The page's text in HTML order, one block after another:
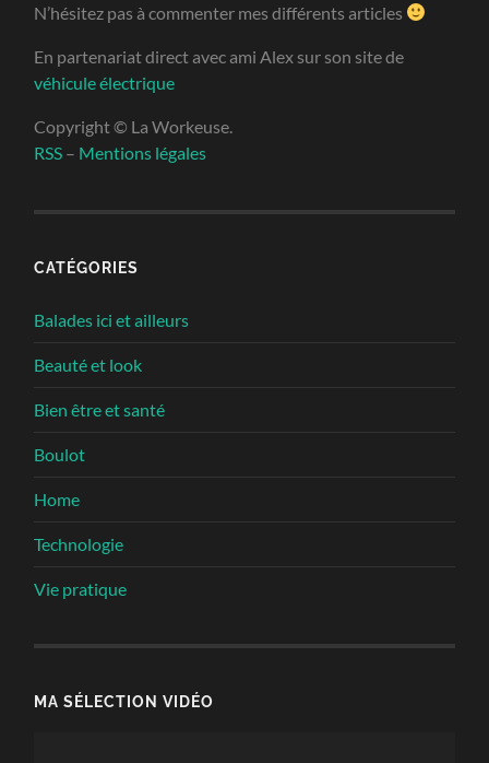
N’hésitez pas à commenter mes différents articles
En partenariat direct avec ami Alex sur son site de
véhicule électrique
Copyright © La Workeuse.
RSS – Mentions légales
CATÉGORIES
Balades ici et ailleurs
Beauté et look
Bien être et santé
Boulot
Home
Technologie
Vie pratique
MA SÉLECTION VIDÉO